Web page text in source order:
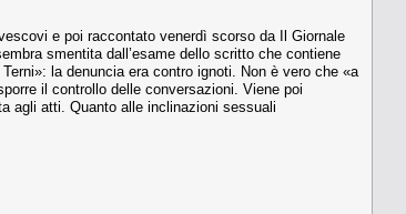
e poi raccontato venerdì scorso da Il Giornale
smentita dall’esame dello scritto che contiene
la denuncia era contro ignoti. Non è vero che «a
il controllo delle con­versazioni. Viene poi
agli atti. Quanto alle inclinazio­ni sessuali